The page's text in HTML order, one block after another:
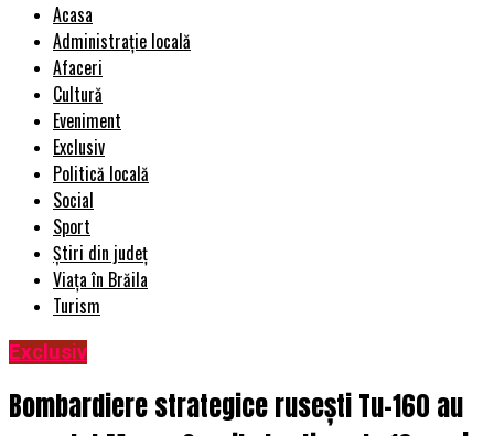
Acasa
Administrație locală
Afaceri
Cultură
Eveniment
Exclusiv
Politică locală
Social
Sport
Știri din județ
Viața în Brăila
Turism
Exclusiv
Bombardiere strategice rusești Tu-160 au